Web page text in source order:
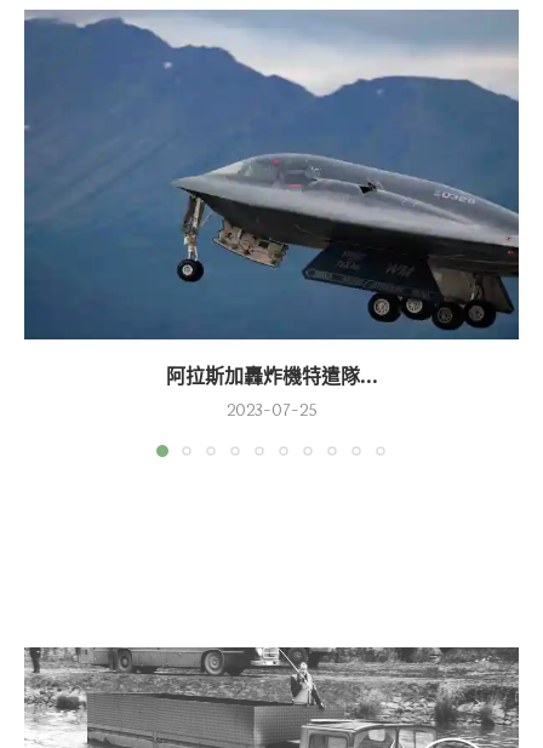
阿拉斯加轟炸機特遣隊...
2023-07-25